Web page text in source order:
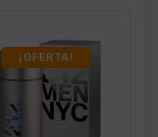
¡OFERTA!